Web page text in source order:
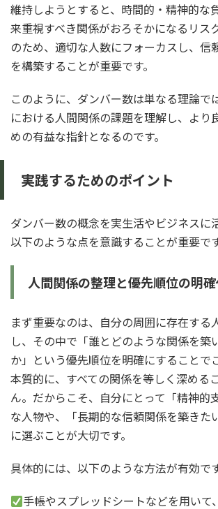
維持しようとすると、時間的・精神的な
来重視すべき関係がおろそかになるリス
のため、適切な人数にフォーカスし、信
を構築することが重要です。
このように、ダンバー数は単なる理論で
における人間関係の課題を理解し、より
めの有益な指針となるのです。
実践するためのポイント
ダンバー数の概念を実生活やビジネスに
以下のような点を意識することが重要です
人間関係の整理と優先順位の明
まず重要なのは、自分の周囲に存在する
し、その中で「誰とどのような関係を築
か」という優先順位を明確にすることで
本質的に、すべての関係を等しく深める
ん。だからこそ、自分にとって「精神的
な人物や、「長期的な信頼関係を築きた
に選ぶことが大切です。
具体的には、以下のような方法が有効です
手帳やスプレッドシートなどを用いて